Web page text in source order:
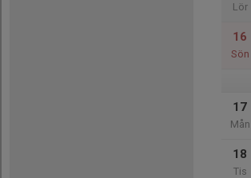
Lör
16
Sön
17
Mån
18
Tis